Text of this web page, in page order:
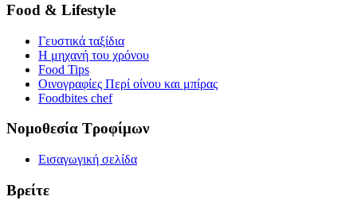
Food & Lifestyle
Γευστικά ταξίδια
Η μηχανή του χρόνου
Food Tips
Οινογραφίες Περί οίνου και μπίρας
Foodbites chef
Νομοθεσία Τροφίμων
Εισαγωγική σελίδα
Βρείτε